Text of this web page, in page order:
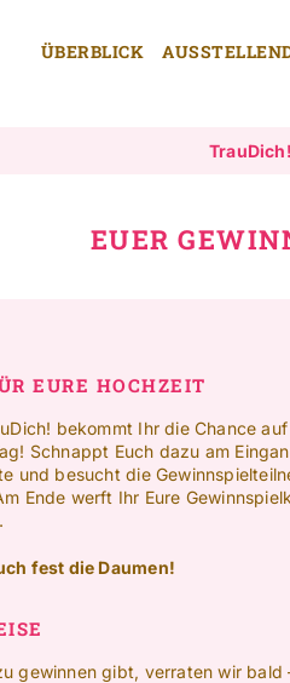
ÜBERBLICK
EUER
EURE HOCHZEIT
bekommt Ihr die Chance
Schnappt Euch dazu am
und besucht die
Ende werft Ihr Eure
fest die Daumen!
gewinnen gibt, verraten wir bald